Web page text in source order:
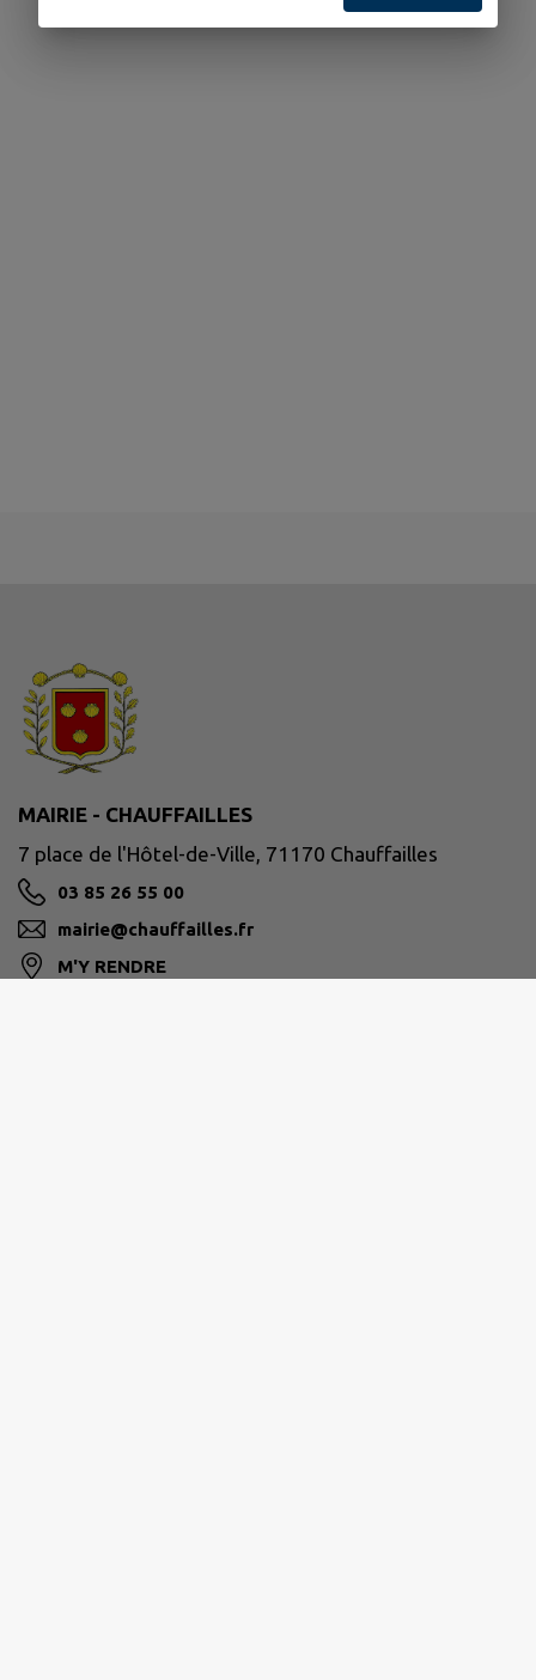
MAIRIE - CHAUFFAILLES
7 place de l'Hôtel-de-Ville, 71170 Chauffailles
03 85 26 55 00
mairie@chauffailles.fr
M'Y RENDRE